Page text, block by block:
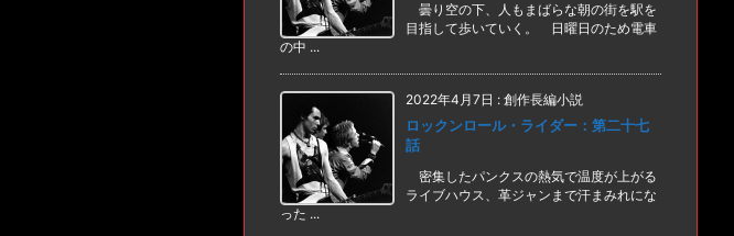
曇り空の下、人もまばらな朝の街を駅を
目指して歩いていく。 日曜日のため電車
の中 ...
2022年4月7日 : 創作長編小説
ロックンロール・ライダー：第二十七
話
密集したパンクスの熱気で温度が上がる
ライブハウス、革ジャンまで汗まみれにな
った ...